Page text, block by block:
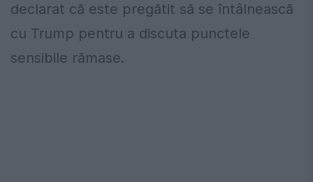
declarat că este pregătit să se întâlnească
cu Trump pentru a discuta punctele
sensibile rămase.